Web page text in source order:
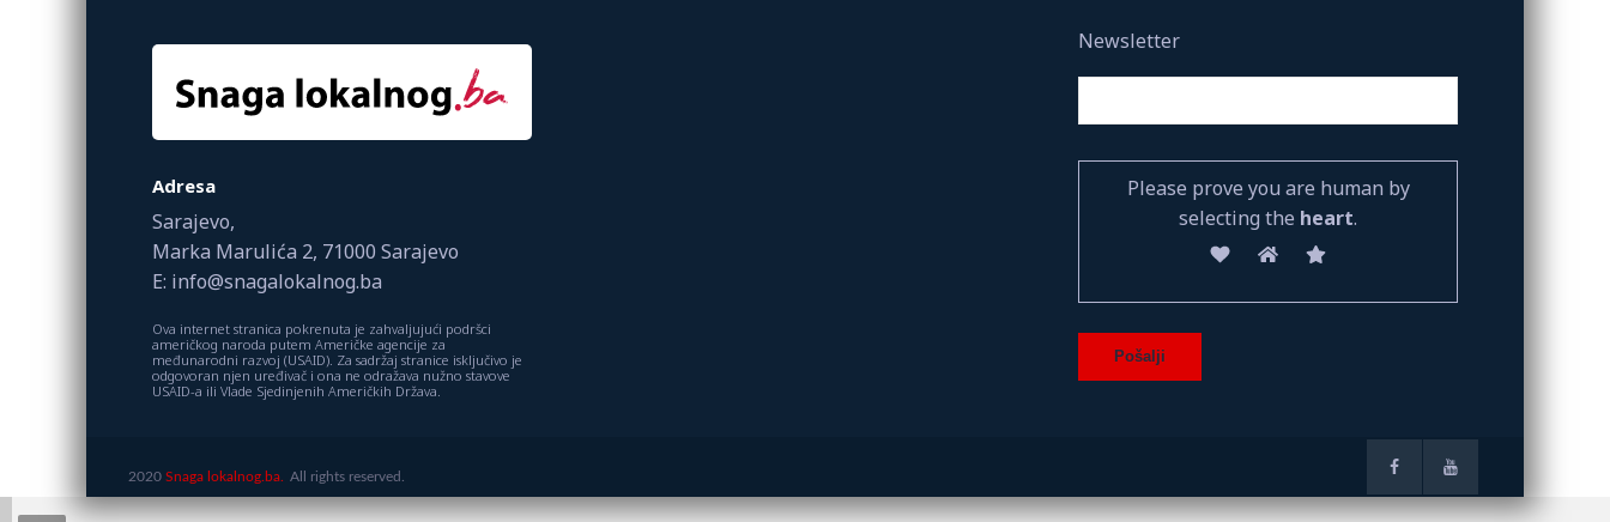
Adresa
Sarajevo,
Marka Marulića 2, 71000 Sarajevo
E: info@snagalokalnog.ba
Ova internet stranica pokrenuta je zahvaljujući podršci
američkog naroda putem Američke agencije za
međunarodni razvoj (USAID). Za sadržaj stranice isključivo je
odgovoran njen uređivač i ona ne odražava nužno stavove
USAID-a ili Vlade Sjedinjenih Američkih Država.
Newsletter
Please prove you are human by
selecting the heart.
2020 Snaga lokalnog.ba. All rights reserved.